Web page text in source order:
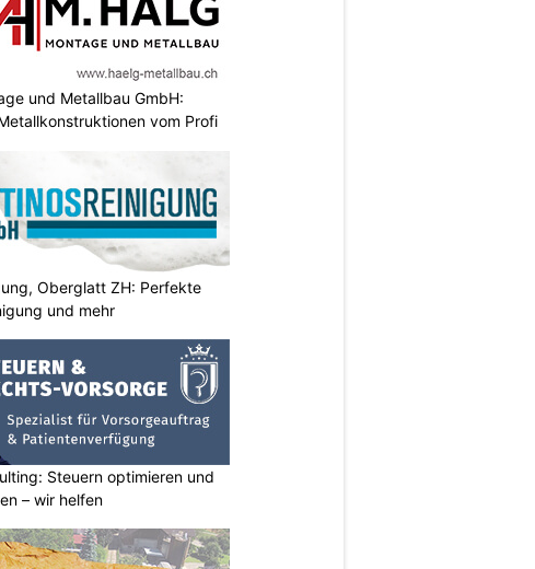
und Metallbau GmbH:
vom Profi
Oberglatt ZH: Perfekte
und mehr
Steuern optimieren und
– wir helfen